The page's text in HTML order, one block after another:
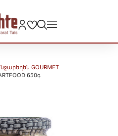
GOURMET
650գ